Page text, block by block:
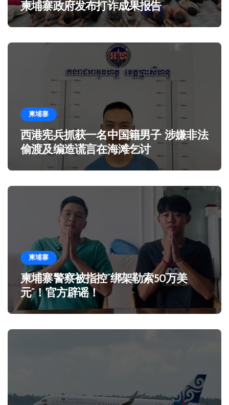
柬埔寨政府发布打诈成果报告
柬埔寨
西港宪兵抓获一名中国籍男子 涉嫌非法
偷渡及编造谎言在海滩乞讨
柬埔寨
柬埔寨警察被指控“绑架勒索50万美
元”！官方辟谣！